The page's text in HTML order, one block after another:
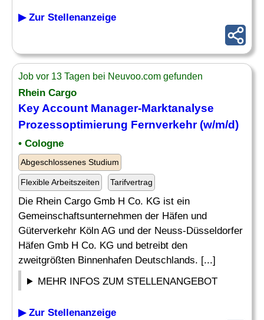
▶ Zur Stellenanzeige
Job vor 13 Tagen bei Neuvoo.com gefunden
Rhein Cargo
Key Account Manager-Marktanalyse
Prozessoptimierung Fernverkehr (w/m/d)
• Cologne
Abgeschlossenes Studium
Flexible Arbeitszeiten Tarifvertrag
Die Rhein Cargo Gmb H Co. KG ist ein
Gemeinschaftsunternehmen der Häfen und
Güterverkehr Köln AG und der Neuss-Düsseldorfer
Häfen Gmb H Co. KG und betreibt den
zweitgrößten Binnenhafen Deutschlands. [...]
MEHR INFOS ZUM STELLENANGEBOT
▶ Zur Stellenanzeige